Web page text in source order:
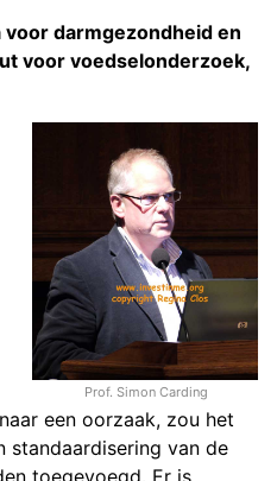
darmgezondheid en
voor voedselonderzoek,
Prof. Simon Carding
een oorzaak, zou het
standaardisering van de
toegevoegd. Er is